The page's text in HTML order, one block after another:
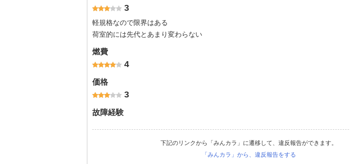
3
軽規格なので限界はある
荷室的には先代とあまり変わらない
燃費
4
価格
3
故障経験
下記のリンクから「みんカラ」に遷移して、違反報告ができます。
「みんカラ」から、違反報告をする